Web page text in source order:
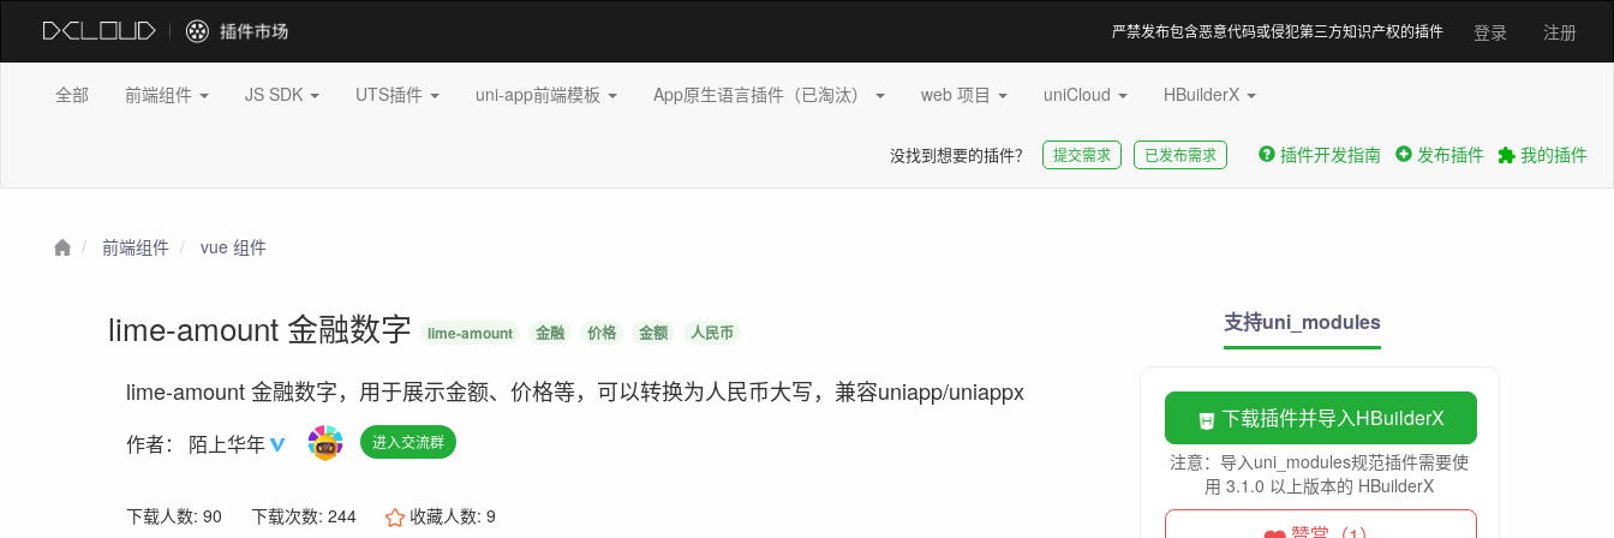
登录 注册
严禁发布包含恶意代码或侵犯第三方知识产权的插件
全部 前端组件 JS SDK UTS插件 uni-app前端模板 App原生语言插件（已淘汰） web 项目 uniCloud HBuilderX
没找到想要的插件？ 提交需求 已发布需求 插件开发指南 发布插件 我的插件
前端组件 vue 组件
lime-amount 金融数字 lime-amount 金融 价格 金额 人民币
lime-amount 金融数字，用于展示金额、价格等，可以转换为人民币大写，兼容uniapp/uniappx
作者： 陌上华年 进入交流群
下载人数: 90 下载次数: 244 收藏人数:9
支持uni_modules
下载插件并导入HBuilderX
注意：导入uni_modules规范插件需要使
用 3.1.0 以上版本的 HBuilderX